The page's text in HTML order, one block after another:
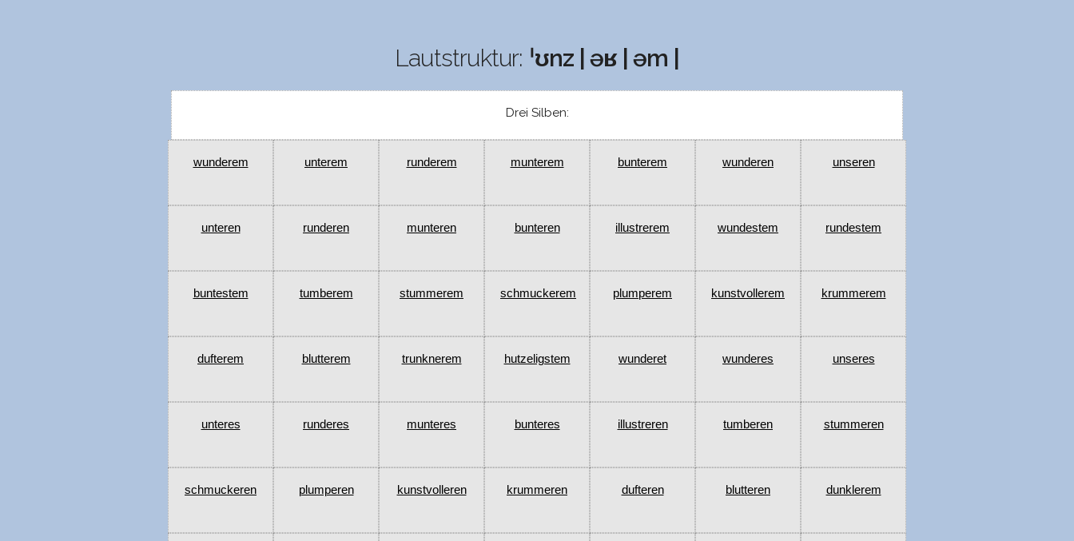
Lautstruktur: ˈʊnz | əʁ | əm |
Drei Silben:
wunderem unterem runderem munterem bunterem wunderen unseren
unteren runderen munteren bunteren illustrerem wundestem rundestem
buntestem tumberem stummerem schmuckerem plumperem kunstvollerem krummerem
dufterem blutterem trunknerem hutzeligstem wunderet wunderes unseres
unteres runderes munteres bunteres illustreren tumberen stummeren
schmuckeren plumperen kunstvolleren krummeren dufteren blutteren dunklerem